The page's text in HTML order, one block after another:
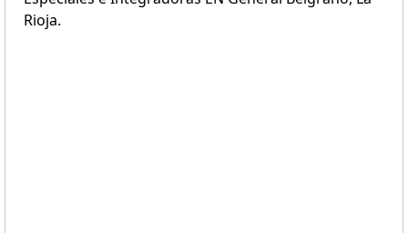
Rioja.